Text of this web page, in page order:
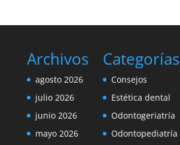
Archivos
agosto 2026
julio 2026
junio 2026
mayo 2026
Categorías
Consejos
Estética dental
Odontogeriatría
Odontopediatría